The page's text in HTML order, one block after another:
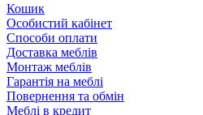
Кошик
Особистий кабінет
Способи оплати
Доставка меблів
Монтаж меблів
Гарантія на меблі
Повернення та обмін
Меблі в кредит